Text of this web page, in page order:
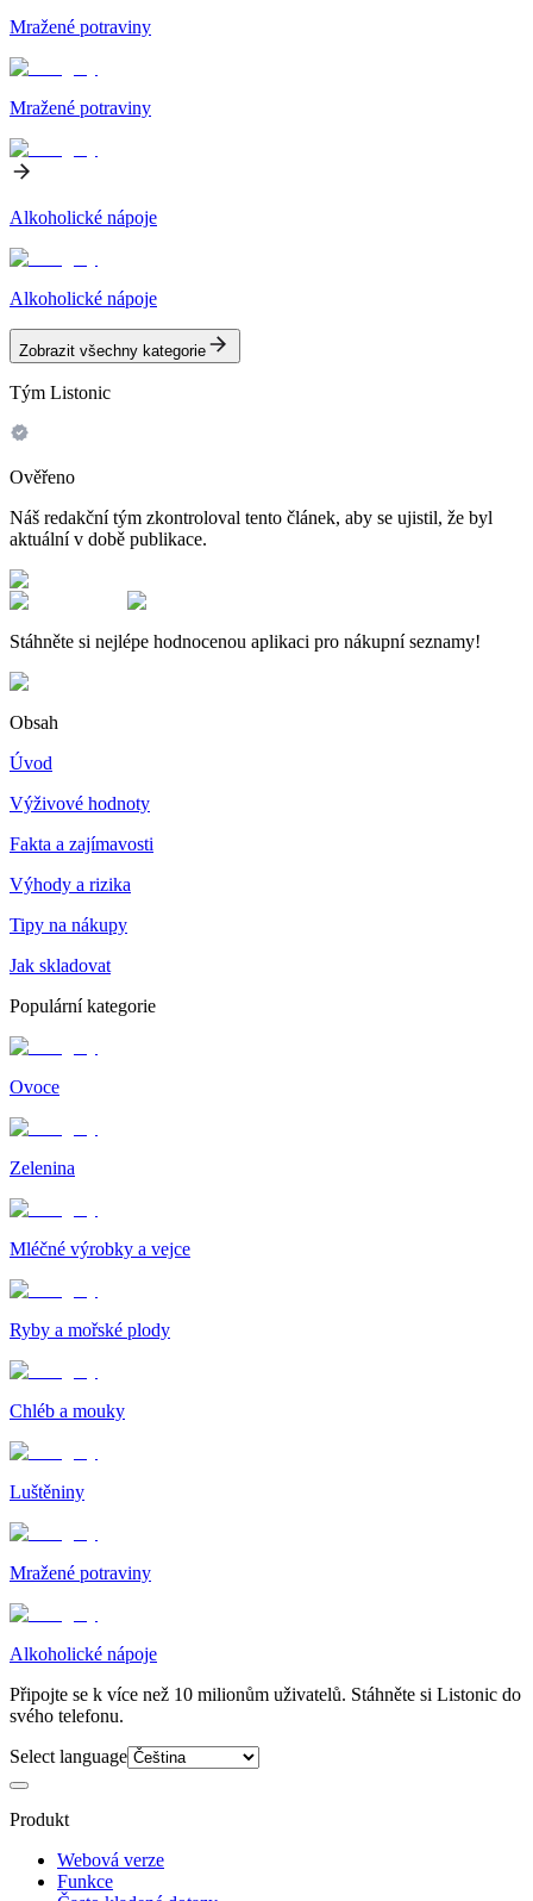
Mražené potraviny
Mražené potraviny
Alkoholické nápoje
Alkoholické nápoje
Zobrazit všechny kategorie
Tým Listonic
Ověřeno
Náš redakční tým zkontroloval tento článek, aby se ujistil, že byl
aktuální v době publikace.
Stáhněte si nejlépe hodnocenou aplikaci pro nákupní seznamy!
Obsah
Úvod
Výživové hodnoty
Fakta a zajímavosti
Výhody a rizika
Tipy na nákupy
Jak skladovat
Populární kategorie
Ovoce
Zelenina
Mléčné výrobky a vejce
Ryby a mořské plody
Chléb a mouky
Luštěniny
Mražené potraviny
Alkoholické nápoje
Připojte se k více než 10 milionům uživatelů. Stáhněte si Listonic do
svého telefonu.
Select language
Produkt
Webová verze
Funkce